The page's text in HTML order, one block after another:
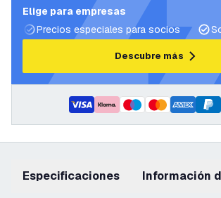
Elige para empresas
Precios especiales para socios
Descubre más
Especificaciones información